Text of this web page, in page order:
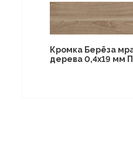
Кромка Берёза
дерева 0,4х19 мм